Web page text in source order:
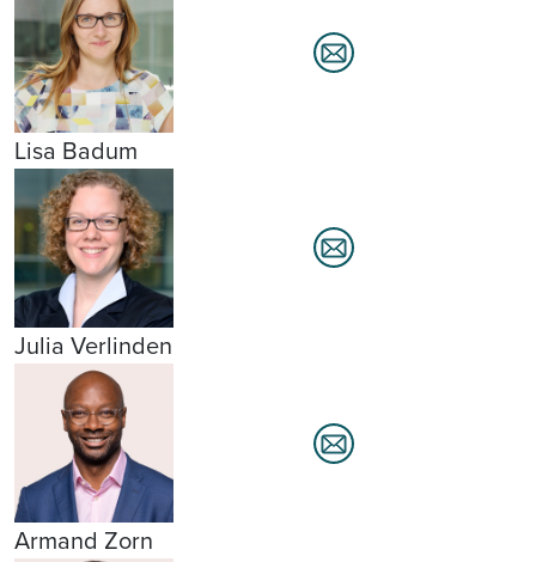
Lisa Badum
Julia Verlinden
Armand Zorn